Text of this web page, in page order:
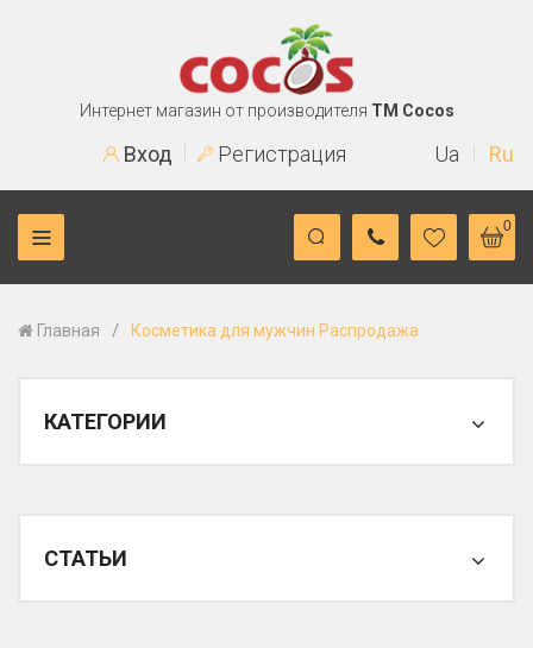
Интернет магазин от производителя TM Cocos
Вход Регистрация Ua Ru
0
Главная / Косметика для мужчин Распродажа
КАТЕГОРИИ
СТАТЬИ